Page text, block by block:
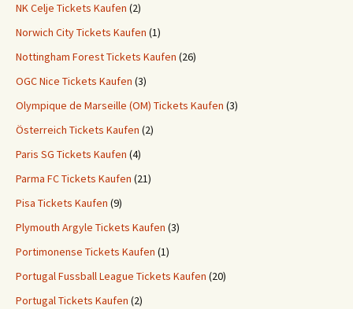
NK Celje Tickets Kaufen (2)
Norwich City Tickets Kaufen (1)
Nottingham Forest Tickets Kaufen (26)
OGC Nice Tickets Kaufen (3)
Olympique de Marseille (OM) Tickets Kaufen (3)
Österreich Tickets Kaufen (2)
Paris SG Tickets Kaufen (4)
Parma FC Tickets Kaufen (21)
Pisa Tickets Kaufen (9)
Plymouth Argyle Tickets Kaufen (3)
Portimonense Tickets Kaufen (1)
Portugal Fussball League Tickets Kaufen (20)
Portugal Tickets Kaufen (2)